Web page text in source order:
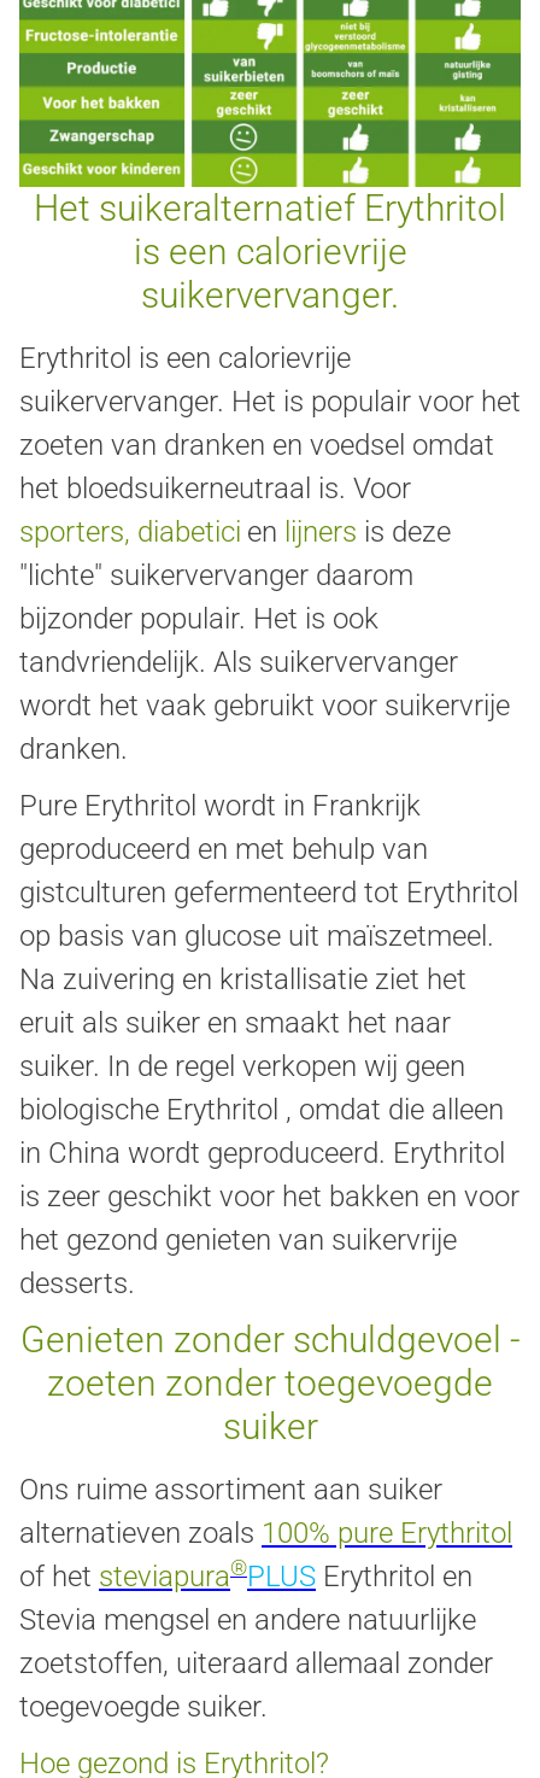
Het suikeralternatief Erythritol
is een calorievrije
suikervervanger.
Erythritol is een calorievrije
suikervervanger. Het is populair voor het
zoeten van dranken en voedsel omdat
het bloedsuikerneutraal is. Voor
sporters, diabetici en lijners is deze
"lichte" suikervervanger daarom
bijzonder populair. Het is ook
tandvriendelijk. Als suikervervanger
wordt het vaak gebruikt voor suikervrije
dranken.
Pure Erythritol wordt in Frankrijk
geproduceerd en met behulp van
gistculturen gefermenteerd tot Erythritol
op basis van glucose uit maïszetmeel.
Na zuivering en kristallisatie ziet het
eruit als suiker en smaakt het naar
suiker. In de regel verkopen wij geen
biologische Erythritol , omdat die alleen
in China wordt geproduceerd. Erythritol
is zeer geschikt voor het bakken en voor
het gezond genieten van suikervrije
desserts.
Genieten zonder schuldgevoel -
zoeten zonder toegevoegde
suiker
Ons ruime assortiment aan suiker
alternatieven zoals 100% pure Erythritol
of het steviapura®PLUS Erythritol en
Stevia mengsel en andere natuurlijke
zoetstoffen, uiteraard allemaal zonder
toegevoegde suiker.
Hoe gezond is Erythritol?